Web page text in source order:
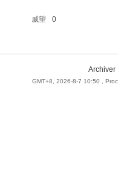
威望
0
Archiver
GMT+8, 2026-8-7 10:50 ,